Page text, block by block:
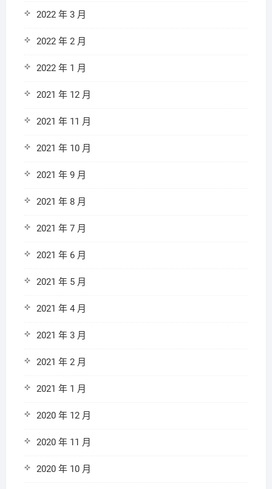
2022 年 3 月
2022 年 2 月
2022 年 1 月
2021 年 12 月
2021 年 11 月
2021 年 10 月
2021 年 9 月
2021 年 8 月
2021 年 7 月
2021 年 6 月
2021 年 5 月
2021 年 4 月
2021 年 3 月
2021 年 2 月
2021 年 1 月
2020 年 12 月
2020 年 11 月
2020 年 10 月